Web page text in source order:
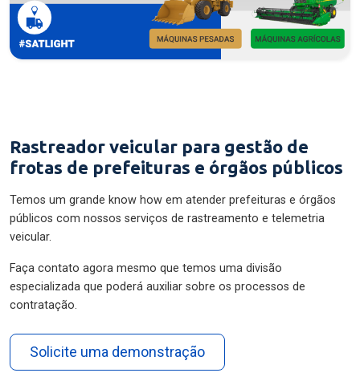
Rastreador veicular para gestão de
frotas de prefeituras e órgãos públicos
Temos um grande know how em atender prefeituras e órgãos
públicos com nossos serviços de rastreamento e telemetria
veicular.
Faça contato agora mesmo que temos uma divisão
especializada que poderá auxiliar sobre os processos de
contratação.
Solicite uma demonstração